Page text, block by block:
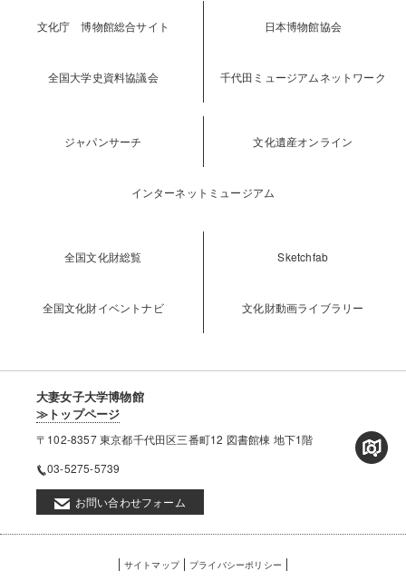
文化庁 博物館総合サイト 日本博物館協会
全国大学史資料協議会 千代田ミュージアムネットワーク
ジャパンサーチ 文化遺産オンライン
インターネットミュージアム
全国文化財総覧 Sketchfab
全国文化財イベントナビ 文化財動画ライブラリー
大妻女子大学博物館
≫トップページ
〒102-8357 東京都千代田区三番町12 図書館棟 地下1階
03-5275-5739
お問い合わせフォーム
サイトマップ プライバシーポリシー